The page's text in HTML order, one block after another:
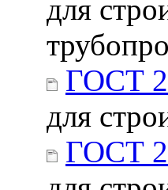
для
ГОСТ
для
ГОСТ